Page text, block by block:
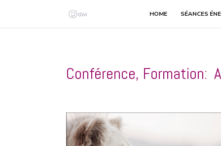
HOME SÉANCES
Conférence, Formation: